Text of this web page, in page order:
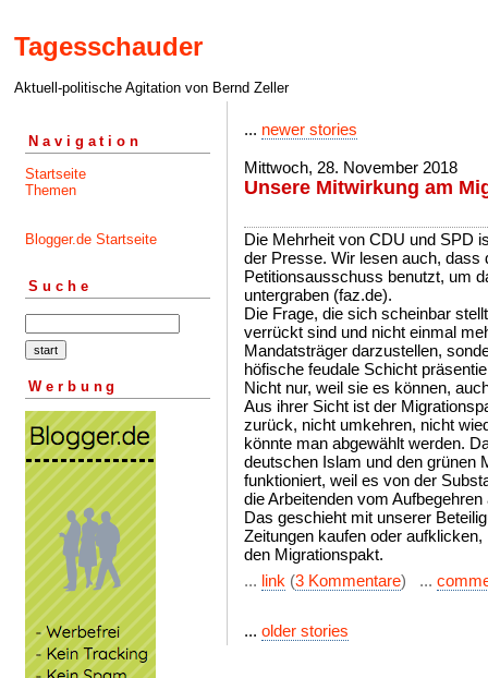
Tagesschauder
Aktuell-politische Agitation von Bernd Zeller
Navigation
Startseite
Themen
Blogger.de Startseite
Suche
Werbung
... newer stories
Mittwoch, 28. November 2018
Unsere Mitwirkung am
Die Mehrheit von CDU und SPD
der Presse. Wir lesen auch, dass
Petitionsausschuss benutzt, um
untergraben (faz.de).
Die Frage, die sich scheinbar
verrückt sind und nicht einmal
Mandatsträger darzustellen,
höfische feudale Schicht
Nicht nur, weil sie es können,
Aus ihrer Sicht ist der
zurück, nicht umkehren, nicht
könnte man abgewählt werden.
deutschen Islam und den grünen
funktioniert, weil es von der
die Arbeitenden vom Aufbegehren
Das geschieht mit unserer
Zeitungen kaufen oder
den Migrationspakt.
... link (3 Kommentare) ...
... older stories